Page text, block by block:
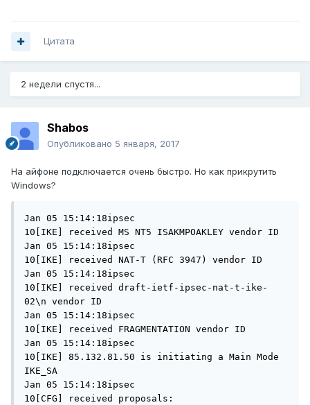
Цитата
2 недели спустя...
Shabos
Опубликовано 5 января, 2017
На айфоне подключается очень быстро. Но как прикрутить
Windows?
Jan 05 15:14:18ipsec
10[IKE] received MS NT5 ISAKMPOAKLEY vendor ID
Jan 05 15:14:18ipsec
10[IKE] received NAT-T (RFC 3947) vendor ID
Jan 05 15:14:18ipsec
10[IKE] received draft-ietf-ipsec-nat-t-ike-
02\n vendor ID
Jan 05 15:14:18ipsec
10[IKE] received FRAGMENTATION vendor ID
Jan 05 15:14:18ipsec
10[IKE] 85.132.81.50 is initiating a Main Mode
IKE_SA
Jan 05 15:14:18ipsec
10[CFG] received proposals: